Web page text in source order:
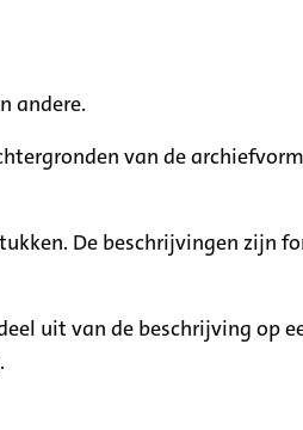
andere.
van de
De beschrijvingen zijn
uit van de beschrijving op